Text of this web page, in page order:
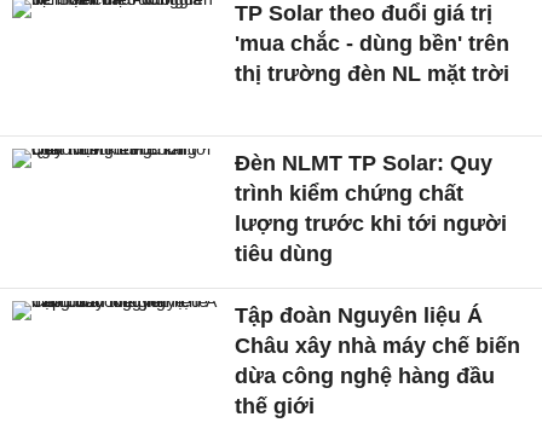
TP Solar theo đuổi giá trị
'mua chắc - dùng bền' trên
thị trường đèn NL mặt trời
Đèn NLMT TP Solar: Quy
trình kiểm chứng chất
lượng trước khi tới người
tiêu dùng
Tập đoàn Nguyên liệu Á
Châu xây nhà máy chế biến
dừa công nghệ hàng đầu
thế giới